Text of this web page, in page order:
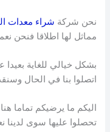
نحن شركة شراء معدات
مماثل لها اطلاقا فنحن
بشكل خيالي للغاية
اتصلوا بنا في الحال
اليكم ما يرضيكم تماما
تحصلوا عليها سوى لدينا